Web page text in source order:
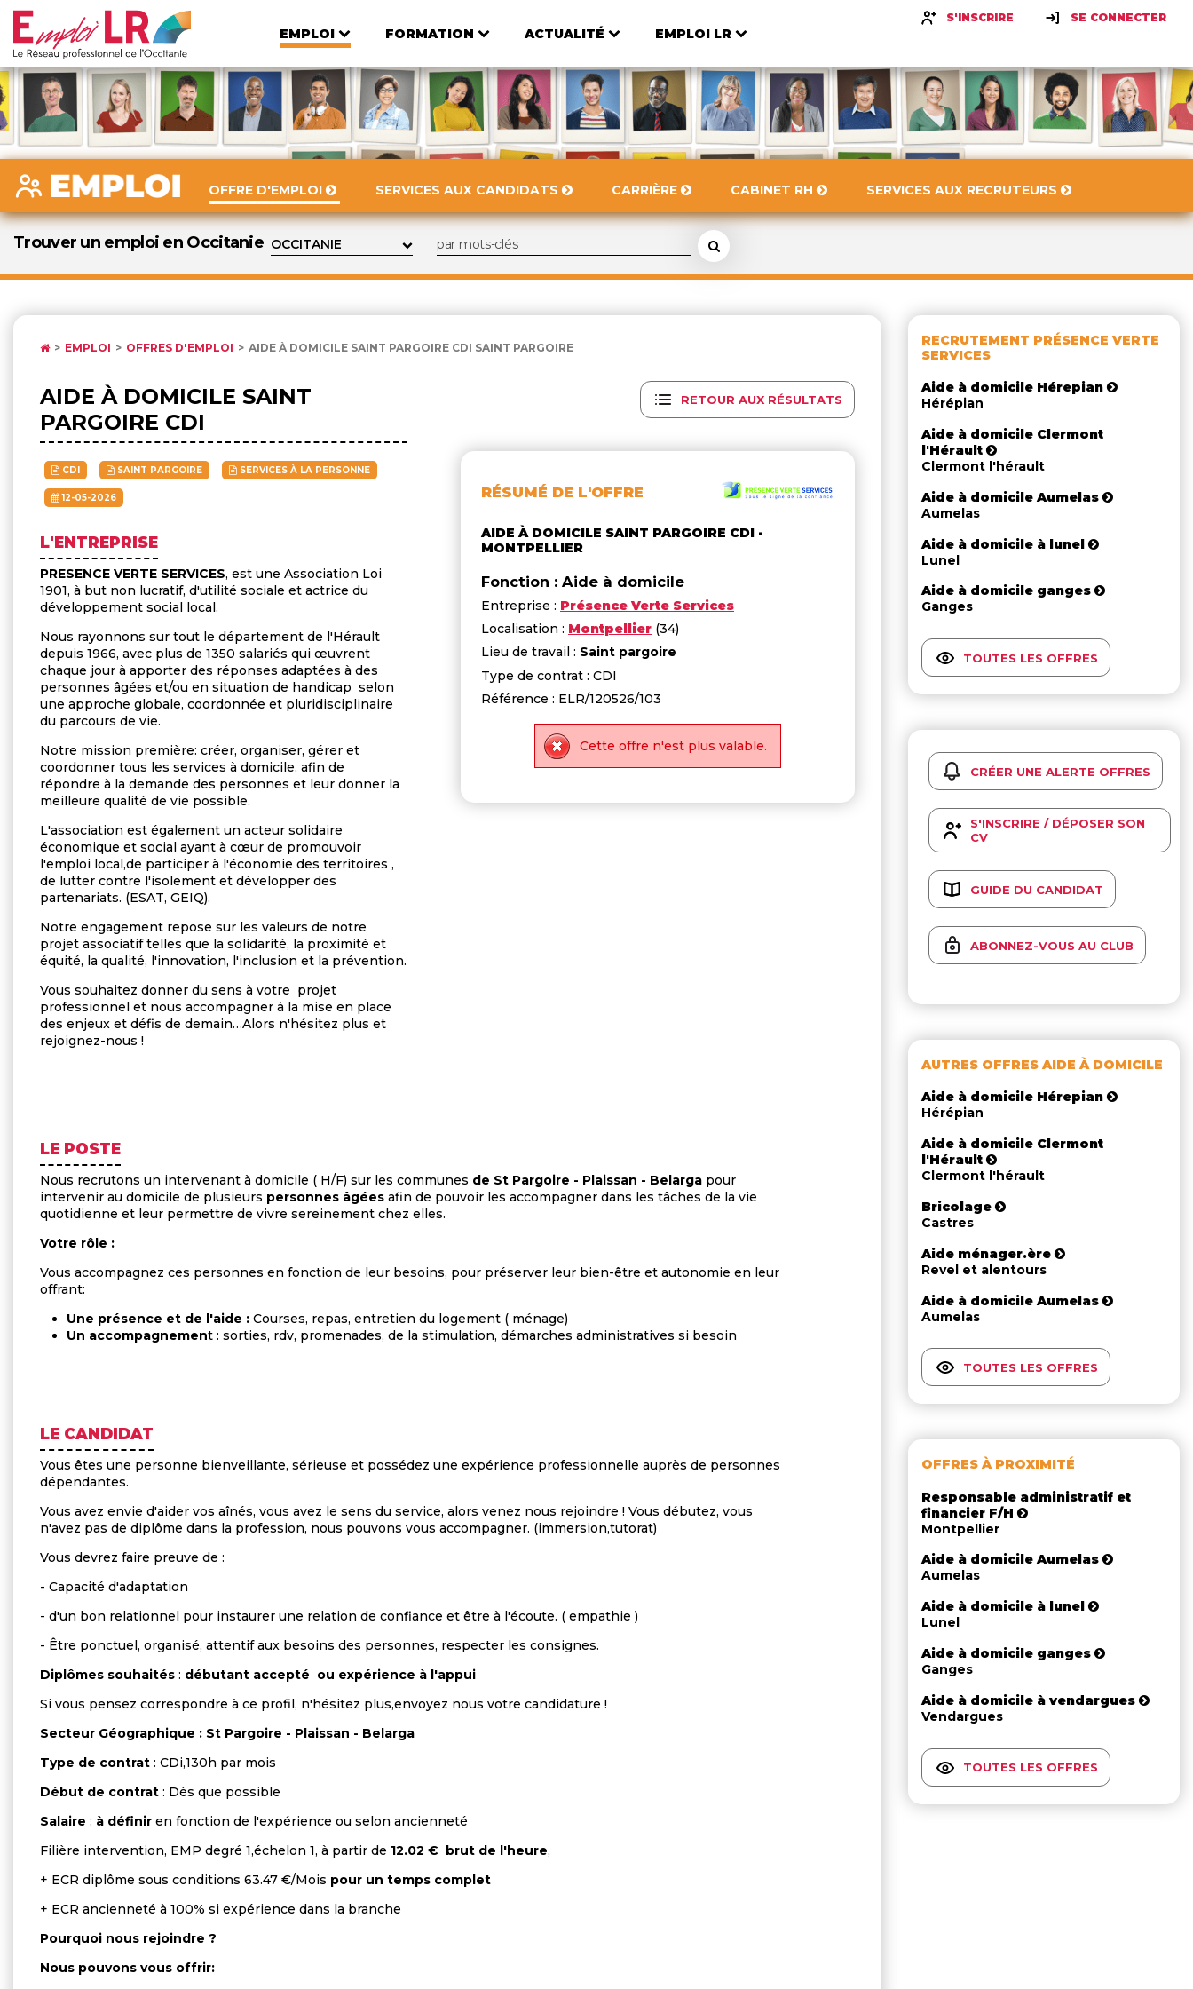
EMPLOI FORMATION ACTUALITÉ EMPLOI LR
S'INSCRIRE SE CONNECTER
OFFRE D'EMPLOI SERVICES AUX CANDIDATS CARRIÈRE CABINET RH SERVICES AUX RECRUTEURS
Trouver un emploi en Occitanie
EMPLOI OFFRES D'EMPLOI AIDE À DOMICILE SAINT PARGOIRE CDI SAINT PARGOIRE
RETOUR AUX RÉSULTATS
RÉSUMÉ DE L'OFFRE
AIDE À DOMICILE SAINT PARGOIRE CDI -
MONTPELLIER
Fonction : Aide à domicile
Entreprise : Présence Verte Services
Localisation : Montpellier (34)
Lieu de travail : Saint pargoire
Type de contrat : CDI
Référence : ELR/120526/103
Cette offre n'est plus valable.
AIDE À DOMICILE SAINT
PARGOIRE CDI
CDI SAINT PARGOIRE SERVICES À LA PERSONNE
12-05-2026
L'ENTREPRISE
PRESENCE VERTE SERVICES, est une Association Loi
1901, à but non lucratif, d'utilité sociale et actrice du
développement social local.
Nous rayonnons sur tout le département de l'Hérault
depuis 1966, avec plus de 1350 salariés qui œuvrent
chaque jour à apporter des réponses adaptées à des
personnes âgées et/ou en situation de handicap selon
une approche globale, coordonnée et pluridisciplinaire
du parcours de vie.
Notre mission première: créer, organiser, gérer et
coordonner tous les services à domicile, afin de
répondre à la demande des personnes et leur donner la
meilleure qualité de vie possible.
L'association est également un acteur solidaire
économique et social ayant à cœur de promouvoir
l'emploi local,de participer à l'économie des territoires ,
de lutter contre l'isolement et développer des
partenariats. (ESAT, GEIQ).
Notre engagement repose sur les valeurs de notre
projet associatif telles que la solidarité, la proximité et
équité, la qualité, l'innovation, l'inclusion et la prévention.
Vous souhaitez donner du sens à votre projet
professionnel et nous accompagner à la mise en place
des enjeux et défis de demain…Alors n'hésitez plus et
rejoignez-nous !
LE POSTE
Nous recrutons un intervenant à domicile ( H/F) sur les communes de St Pargoire - Plaissan - Belarga pour
intervenir au domicile de plusieurs personnes âgées afin de pouvoir les accompagner dans les tâches de la vie
quotidienne et leur permettre de vivre sereinement chez elles.
Votre rôle :
Vous accompagnez ces personnes en fonction de leur besoins, pour préserver leur bien-être et autonomie en leur
offrant:
Une présence et de l'aide : Courses, repas, entretien du logement ( ménage)
Un accompagnement : sorties, rdv, promenades, de la stimulation, démarches administratives si besoin
LE CANDIDAT
Vous êtes une personne bienveillante, sérieuse et possédez une expérience professionnelle auprès de personnes
dépendantes.
Vous avez envie d'aider vos aînés, vous avez le sens du service, alors venez nous rejoindre ! Vous débutez, vous
n'avez pas de diplôme dans la profession, nous pouvons vous accompagner. (immersion,tutorat)
Vous devrez faire preuve de :
- Capacité d'adaptation
- d'un bon relationnel pour instaurer une relation de confiance et être à l'écoute. ( empathie )
- Être ponctuel, organisé, attentif aux besoins des personnes, respecter les consignes.
Diplômes souhaités : débutant accepté ou expérience à l'appui
Si vous pensez correspondre à ce profil, n'hésitez plus,envoyez nous votre candidature !
Secteur Géographique : St Pargoire - Plaissan - Belarga
Type de contrat : CDi,130h par mois
Début de contrat : Dès que possible
Salaire : à définir en fonction de l'expérience ou selon ancienneté
Filière intervention, EMP degré 1,échelon 1, à partir de 12.02 € brut de l'heure,
+ ECR diplôme sous conditions 63.47 €/Mois pour un temps complet
+ ECR ancienneté à 100% si expérience dans la branche
Pourquoi nous rejoindre ?
Nous pouvons vous offrir:
RECRUTEMENT PRÉSENCE VERTE
SERVICES
Aide à domicile Hérepian
Hérépian
Aide à domicile Clermont
l'Hérault
Clermont l'hérault
Aide à domicile Aumelas
Aumelas
Aide à domicile à lunel
Lunel
Aide à domicile ganges
Ganges
TOUTES LES OFFRES
CRÉER UNE ALERTE OFFRES
S'INSCRIRE / DÉPOSER SON
CV
GUIDE DU CANDIDAT
ABONNEZ-VOUS AU CLUB
AUTRES OFFRES AIDE À DOMICILE
Aide à domicile Hérepian
Hérépian
Aide à domicile Clermont
l'Hérault
Clermont l'hérault
Bricolage
Castres
Aide ménager.ère
Revel et alentours
Aide à domicile Aumelas
Aumelas
TOUTES LES OFFRES
OFFRES À PROXIMITÉ
Responsable administratif et
financier F/H
Montpellier
Aide à domicile Aumelas
Aumelas
Aide à domicile à lunel
Lunel
Aide à domicile ganges
Ganges
Aide à domicile à vendargues
Vendargues
TOUTES LES OFFRES